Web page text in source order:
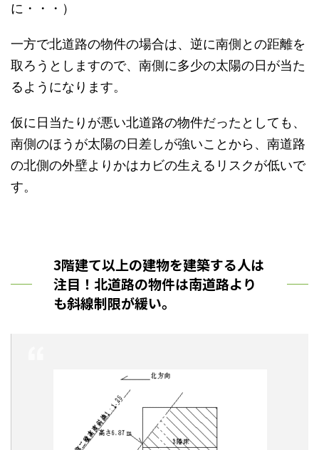
に・・・）
一方で北道路の物件の場合は、逆に南側との距離を
取ろうとしますので、南側に多少の太陽の日が当た
るようになります。
仮に日当たりが悪い北道路の物件だったとしても、
南側のほうが太陽の日差しが強いことから、南道路
の北側の外壁よりかはカビの生えるリスクが低いで
す。
3階建て以上の建物を建築する人は
注目！北道路の物件は南道路より
も斜線制限が緩い。